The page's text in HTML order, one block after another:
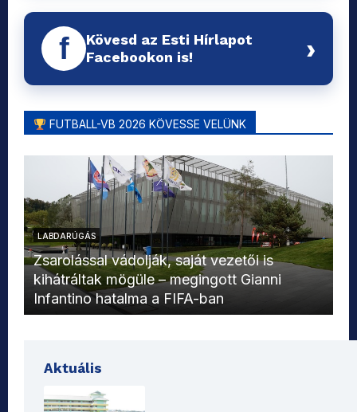
f
Kövesd az Esti Hírlapot
Facebookon is!
›
FUTBALL-VB 2026 KÖVESSE VELÜNK
LABDARÚGÁS
Zsarolással vádolják, saját vezetői is
kihátráltak mögüle – megingott Gianni
Infantino hatalma a FIFA-ban
Aktuális